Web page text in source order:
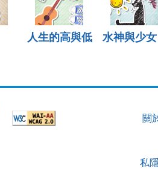
人生的高與低 水神與少女
關
私